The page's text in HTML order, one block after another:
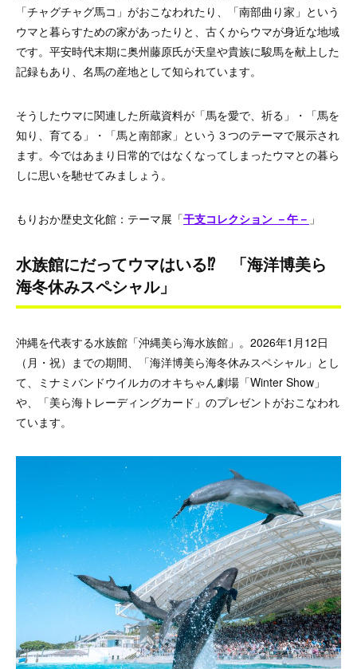
「チャグチャグ馬コ」がおこなわれたり、「南部曲り家」という
ウマと暮らすための家があったりと、古くからウマが身近な地域
です。平安時代末期に奥州藤原氏が天皇や貴族に駿馬を献上した
記録もあり、名馬の産地として知られています。
そうしたウマに関連した所蔵資料が「馬を愛で、祈る」・「馬を
知り、育てる」・「馬と南部家」という３つのテーマで展示され
ます。今ではあまり日常的ではなくなってしまったウマとの暮ら
しに思いを馳せてみましょう。
もりおか歴史文化館：テーマ展「干支コレクション －午－ 」
水族館にだってウマはいる⁉︎ 「海洋博美ら
海冬休みスペシャル」
沖縄を代表する水族館「沖縄美ら海水族館」。2026年1月12日
（月・祝）までの期間、「海洋博美ら海冬休みスペシャル」とし
て、ミナミバンドウイルカのオキちゃん劇場「Winter Show」
や、「美ら海トレーディングカード」のプレゼントがおこなわれ
ています。